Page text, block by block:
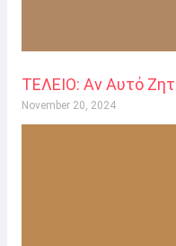
ΤΕΛΕΙΟ: Αν Αυτό
November 20, 2024